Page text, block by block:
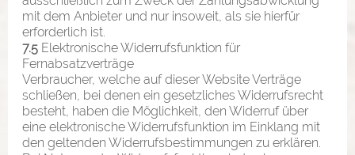
mit dem Anbieter und nur insoweit, als sie hierfür
erforderlich ist.
7.5 Elektronische Widerrufsfunktion für
Fernabsatzverträge
Verbraucher, welche auf dieser Website Verträge
schließen, bei denen ein gesetzliches Widerrufsrecht
besteht, haben die Möglichkeit, den Widerruf über
eine elektronische Widerrufsfunktion im Einklang mit
den geltenden Widerrufsbestimmungen zu erklären.